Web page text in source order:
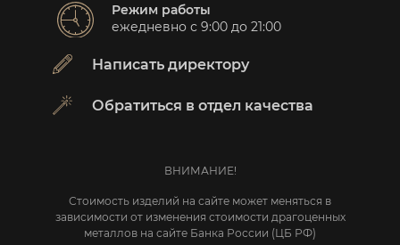
Режим работы
ежедневно с 9:00 до 21:00
Написать директору
Обратиться в отдел качества
ВНИМАНИЕ!
Стоимость изделий на сайте может меняться в
зависимости от изменения стоимости драгоценных
металлов на сайте Банка России (ЦБ РФ)